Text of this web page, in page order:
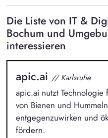
Die Liste von IT &
Bochum und
interessieren
apic.ai // Karlsruhe
apic.ai nutzt Technologie
von Bienen und
entgegenzuwirken und
fördern.